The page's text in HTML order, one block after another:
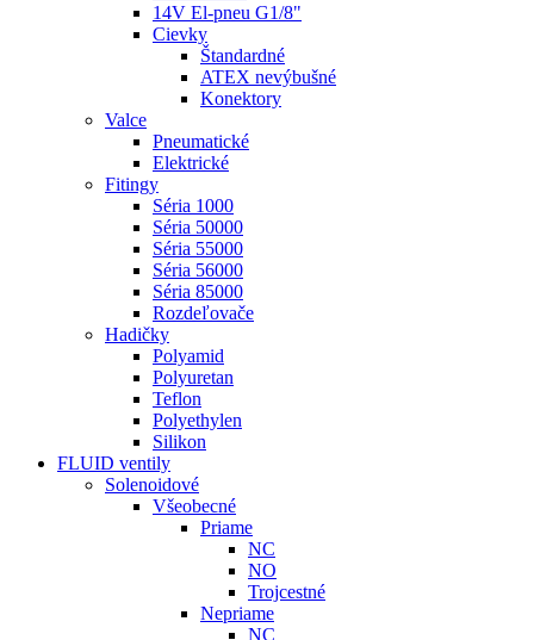
14V El-pneu G1/8"
Cievky
Štandardné
ATEX nevýbušné
Konektory
Valce
Pneumatické
Elektrické
Fitingy
Séria 1000
Séria 50000
Séria 55000
Séria 56000
Séria 85000
Rozdeľovače
Hadičky
Polyamid
Polyuretan
Teflon
Polyethylen
Silikon
FLUID ventily
Solenoidové
Všeobecné
Priame
NC
NO
Trojcestné
Nepriame
NC